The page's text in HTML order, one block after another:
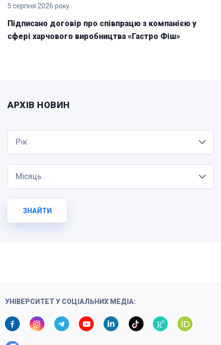
5 серпня 2026 року
Підписано договір про співпрацю з компанією у
сфері харчового виробництва «Гастро Фіш»
АРХІВ НОВИН
Рік
Місяць
ЗНАЙТИ
УНІВЕРСИТЕТ У СОЦІАЛЬНИХ МЕДІА: